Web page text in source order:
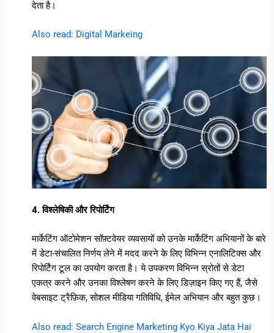
देता है।
Also read: Digital Markeing
4. विश्लेषिकी और रिपोर्टिंग
मार्केटिंग ऑटोमेशन सॉफ़्टवेयर व्यवसायों को उनके मार्केटिंग अभियानों के बारे
में डेटा-संचालित निर्णय लेने में मदद करने के लिए विभिन्न एनालिटिक्स और
रिपोर्टिंग टूल का उपयोग करता है। ये उपकरण विभिन्न स्रोतों से डेटा
एकत्र करने और उनका विश्लेषण करने के लिए डिज़ाइन किए गए हैं, जैसे
वेबसाइट ट्रैफ़िक, सोशल मीडिया गतिविधि, ईमेल अभियान और बहुत कुछ।
Also read: Search Engine Marketing Kyo Kiya Jata Hai